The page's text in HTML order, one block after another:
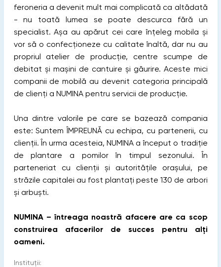
feroneria a devenit mult mai complicată ca altădată
- nu toată lumea se poate descurca fără un
specialist. Așa au apărut cei care înțeleg mobila și
vor să o confecționeze cu calitate înaltă, dar nu au
propriul atelier de producție, centre scumpe de
debitat și mașini de cantuire și găurire. Aceste mici
companii de mobilă au devenit categoria principală
de clienți a NUMINA pentru servicii de producție.
Una dintre valorile pe care se bazează compania
este: Suntem ÎMPREUNĂ cu echipa, cu partenerii, cu
clienții. În urma acesteia, NUMINA a început o tradiție
de plantare a pomilor în timpul sezonului. În
parteneriat cu clienții și autoritățile orașului, pe
străzile capitalei au fost plantați peste 130 de arbori
și arbuști.
NUMINA – întreaga noastră afacere are ca scop
construirea afacerilor de succes pentru alți
oameni.
Instituții: